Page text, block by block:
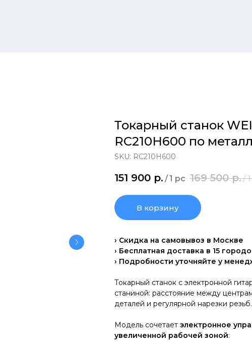
Токарный станок
RC210H600 по
SKU: RC210H600
151 900 р. /1 pc 169 500 р./
В корзину
› Скидка на самовывоз в Москве
› Бесплатная доставка в 15
› Подробности уточняйте у
Токарный станок с электронной
станиной: расстояние между
деталей и регулярной нарезки резьб.
Модель сочетает электронное
увеличенной рабочей зоной: